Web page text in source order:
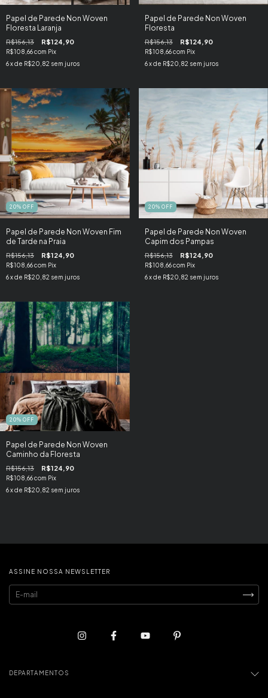
Papel de Parede Non Woven
Floresta Laranja
R$156,13 R$124,90
R$108,66com Pix
6x de R$20,82 sem juros
Papel de Parede Non Woven
Floresta
R$156,13 R$124,90
R$108,66com Pix
6 x de R$20,82 sem juros
20% OFF
Papel de Parede Non Woven Fim
de Tarde na Praia
R$156,13 R$124,90
R$108,66com Pix
6x de R$20,82 sem juros
20% OFF
Papel de Parede Non Woven
Capim dos Pampas
R$156,13 R$124,90
R$108,66com Pix
6 x de R$20,82 sem juros
20% OFF
Papel de Parede Non Woven
Caminho da Floresta
R$156,13 R$124,90
R$108,66com Pix
6x de R$20,82 sem juros
ASSINE NOSSA NEWSLETTER
DEPARTAMENTOS